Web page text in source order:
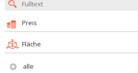
Preis
Fläche
alle